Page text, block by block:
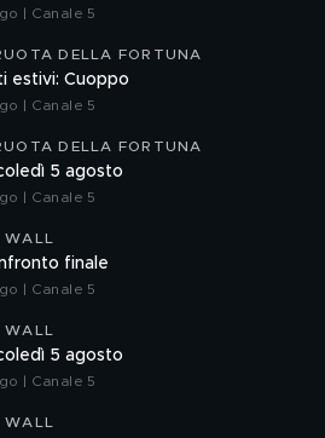
| Canale 5
DELLA FORTUNA
estivi: Cuoppo
| Canale 5
DELLA FORTUNA
5 agosto
| Canale 5
WALL
finale
| Canale 5
WALL
5 agosto
| Canale 5
WALL